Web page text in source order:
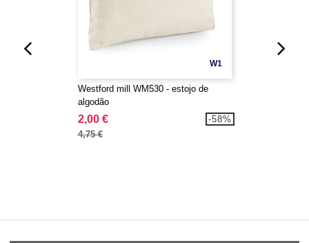
W1
Westford mill WM530 - estojo de
algodão
2,00 €
4,75 €
-58%